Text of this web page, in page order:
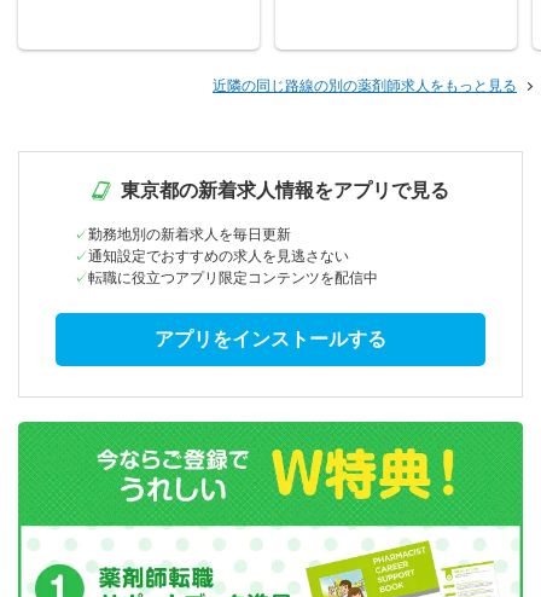
近隣の同じ路線の別の薬剤師求人をもっと見る
東京都の新着求人情報をアプリで見る
勤務地別の新着求人を毎日更新
通知設定でおすすめの求人を見逃さない
転職に役立つアプリ限定コンテンツを配信中
アプリをインストールする